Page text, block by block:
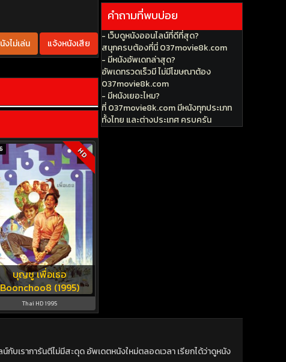
งไม่เล่น แจ้งหนังเสีย
บุญชู เพื่อเธอ
Boonchoo8 (1995)
HD
Thai HD 1995
คำถามที่พบบ่อย
- เว็บดูหนังออนไลน์ที่ดีที่สุด?
สนุกครบต้องที่นี่ 037movie8k.com
- มีหนังอัพเดทล่าสุด?
อัพเดทรวดเร็วมี ไม่มีโฆษณาต้อง
037movie8k.com
- มีหนังเยอะไหม?
ที่ 037movie8k.com มีหนังทุกประเภท
ทั้งไทย และต่างประเทศ ครบครัน
เราการันตีไม่มีสะดุด อัพเดตหนังใหม่ตลอดเวลา เรียกได้ว่าดูหนัง